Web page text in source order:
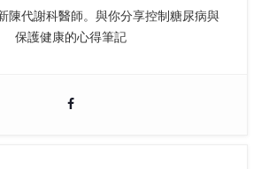
陳代謝科醫師。與你分享控制糖尿病與
保護健康的心得筆記